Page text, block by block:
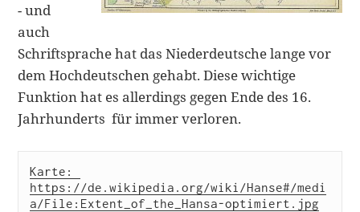
- und
auch
Schriftsprache hat das Niederdeutsche lange vor
dem Hochdeutschen gehabt. Diese wichtige
Funktion hat es allerdings gegen Ende des 16.
Jahrhunderts für immer verloren.
Karte:
https://de.wikipedia.org/wiki/Hanse#/medi
a/File:Extent_of_the_Hansa-optimiert.jpg